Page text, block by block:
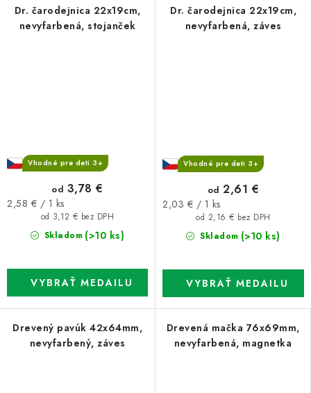
Dr. čarodejnica 22x19cm,
nevyfarbená, stojanček
Vhodné pre deti 3+
Skladom (>10 ks)
od 3,12 € bez DPH
od 3,78 €
Jednotková
2,58 € / 1 ks
Dr. čarodejnica 22x19cm,
nevyfarbená, záves
Vhodné pre deti 3+
Skladom (>10 ks)
od 2,16 € bez DPH
od 2,61 €
Jednotková
2,03 € / 1 ks
Drevený pavúk 42x64mm,
nevyfarbený, záves
Drevená mačka 76x69mm,
nevyfarbená, magnetka